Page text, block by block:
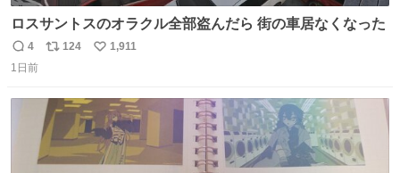
ロスサントスのオラクル全部盗んだら 街の車居なくなった
返
信
4
リ
ト
数
124
い
数
1,911
1日前